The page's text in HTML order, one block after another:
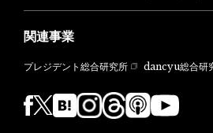
関連事業
プレジデント総合研究所 dancyu総合研